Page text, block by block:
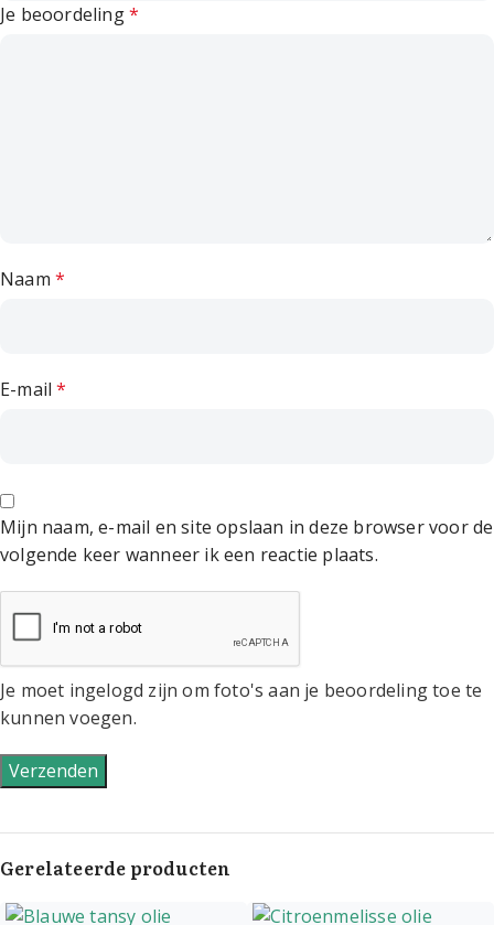
Je beoordeling*
Naam *
E-mail*
Mijn naam, e-mail en site opslaan in deze browser voor de
volgende keer wanneer ik een reactie plaats.
Je moet ingelogd zijn om foto's aan je beoordeling toe te
kunnen voegen.
Gerelateerde producten